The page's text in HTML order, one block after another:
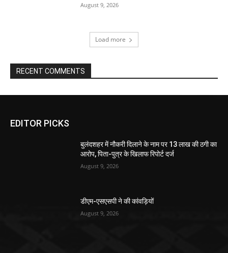
August 9, 2026
Load more
RECENT COMMENTS
EDITOR PICKS
बुलंदशहर में नौकरी दिलाने के नाम पर 13 लाख की ठगी का
आरोप, पिता-पुत्र के खिलाफ रिपोर्ट दर्ज
August 9, 2026
डीएम-एसएसपी ने की कांवड़ियों
August 9, 2026